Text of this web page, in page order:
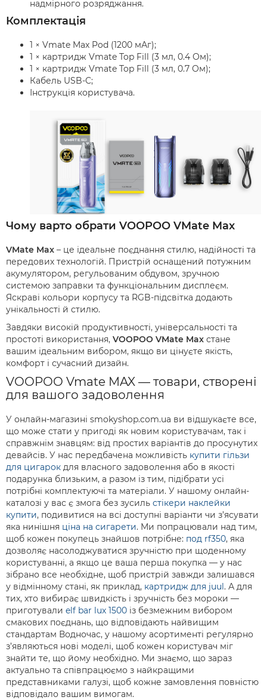
надмірного розряджання.
Комплектація
1 × Vmate Max Pod (1200 мАг);
1 × картридж Vmate Top Fill (3 мл, 0.4 Ом);
1 × картридж Vmate Top Fill (3 мл, 0.7 Ом);
Кабель USB-C;
Інструкція користувача.
Чому варто обрати VOOPOO VMate Max
VMate Max – це ідеальне поєднання стилю, надійності та
передових технологій. Пристрій оснащений потужним
акумулятором, регульованим обдувом, зручною
системою заправки та функціональним дисплеєм.
Яскраві кольори корпусу та RGB-підсвітка додають
унікальності й стилю.
Завдяки високій продуктивності, універсальності та
простоті використання, VOOPOO VMate Max стане
вашим ідеальним вибором, якщо ви цінуєте якість,
комфорт і сучасний дизайн.
VOOPOO Vmate MAX — товари, створені
для вашого задоволення
У онлайн-магазині smokyshop.com.ua ви відшукаєте все,
що може стати у пригоді як новим користувачам, так і
справжнім знавцям: від простих варіантів до просунутих
девайсів. У нас передбачена можливість купити гільзи
для цигарок для власного задоволення або в якості
подарунка близьким, а разом із тим, підібрати усі
потрібні комплектуючі та матеріали. У нашому онлайн-
каталозі у вас є змога без зусиль стікери наклейки
купити, подивитися на всі доступні варіанти чи з’ясувати
яка нинішня ціна на сигарети. Ми попрацювали над тим,
щоб кожен покупець знайшов потрібне: под rf350, яка
дозволяє насолоджуватися зручністю при щоденному
користуванні, а якщо це ваша перша покупка — у нас
зібрано все необхідне, щоб пристрій завжди залишався
у відмінному стані, як приклад, картридж для juul. А для
тих, хто вибирає швидкість і зручність без мороки —
приготували elf bar lux 1500 із безмежним вибором
смакових поєднань, що відповідають найвищим
стандартам Водночас, у нашому асортименті регулярно
з’являються нові моделі, щоб кожен користувач міг
знайти те, що йому необхідно. Ми знаємо, що зараз
актуально та співпрацюємо з найкращими
представниками галузі, щоб кожне замовлення повністю
відповідало вашим вимогам.